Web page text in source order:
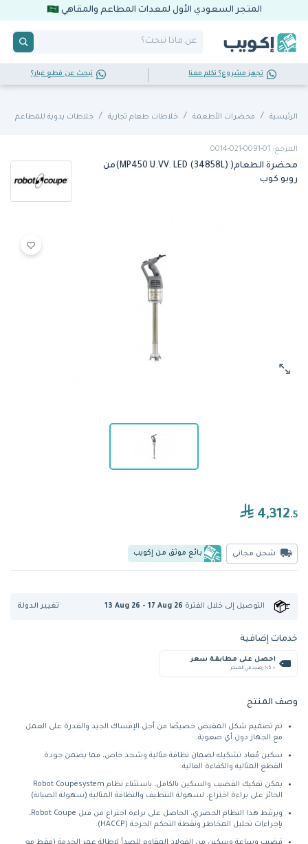
المتجر السعودي الأول لمعدات المطاعم والمقاهي
تجهز مشروع؟ تكلم معنا تبحث عن قطع غيار؟
الرئيسية محضرات الأطعمة خلاطات طعام تجارية خلاطات يدوية للمطاعم
المرجع: 01-0091-021-0014
محضرة الطعام( MP450 U.VV. LED (34858L))من
روبو كوب
4,312.5
شحن مجاني بائع موثق من إكويب
التوصيل إلى خلال الفترة 13 Aug 26 - 17 Aug 26 تغيير الدولة
خدمات إضافية
احصل على مطابقة سعر
+ %5 رصيد في المتجر
وصف المنتج
تم تصميم شكل المقبض خصيصًا من أجل الإمساك الجيد والقدرة على العمل
مع الجهاز دون أي صعوبة.
سكين مُعاد تشكيله لضمان نظافة مثالية وشحذ خاص، مما يضمن جودة
القطع المثالية والكفاءة العالية.
يمكن تفكيك القضيب والسكين بالكامل، باستثناء نظام Robot Coupesystem
الحائز على براءة اختراع، لسهولة التنظيف والنظافة المثالية (سهولة الصيانة).
ويرتبط هذا النظام الحصري، الحاصل على براءة اختراع من قبل Robot Coupe،
بإجراءات تحليل المخاطر ونقطة التحكم الحرجة (HACCP).
قضيب وساعة وسكين من الفولاذ المقاوم للصدأ لإطالة عمر الخدمة (فقط مع